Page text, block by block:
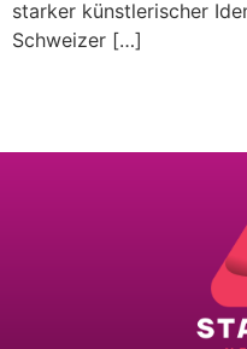
starker künstlerischer
Schweizer […]